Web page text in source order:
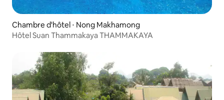
Chambre d'hôtel ⋅ Nong Makhamong
Hôtel Suan Thammakaya THAMMAKAYA